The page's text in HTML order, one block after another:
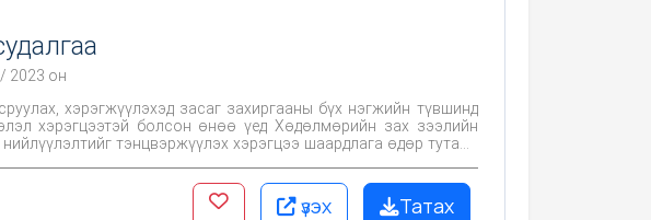
/ 2023 он
засаг захиргааны бүх нэгжийн түвшинд
болсон өнөө үед Хөдөлмөрийн зах зээлийн
тэнцвэржүүлэх хэрэгцээ шаардлага өдөр тутамд
үзэх Татах